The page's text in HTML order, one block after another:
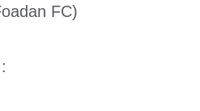
FC)
: